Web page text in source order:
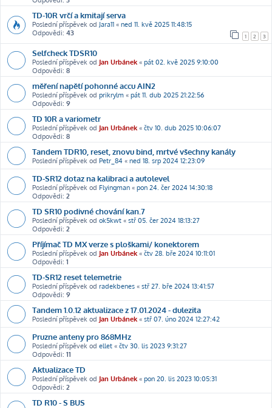
TD-10R vrčí a kmitají serva
Poslední příspěvek od Jara11 « ned 11. kvě 2025 11:48:15
Odpovědi: 43 1 2 3
Selfcheck TDSR10
Poslední příspěvek od Jan Urbánek « pát 02. kvě 2025 9:10:00
Odpovědi: 8
měření napětí pohonné accu AIN2
Poslední příspěvek od prikrylm « pát 11. dub 2025 21:22:56
Odpovědi: 9
TD 10R a variometr
Poslední příspěvek od Jan Urbánek « čtv 10. dub 2025 10:06:07
Odpovědi: 8
Tandem TDR10, reset, znovu bind, mrtvé všechny kanály
Poslední příspěvek od Petr_84 « ned 18. srp 2024 12:23:09
TD-SR12 dotaz na kalibraci a autolevel
Poslední příspěvek od Flyingman « pon 24. čer 2024 14:30:18
Odpovědi: 2
TD SR10 podivné chování kan.7
Poslední příspěvek od ok5kwt « stř 05. čer 2024 18:13:27
Odpovědi: 2
Příjímač TD MX verze s ploškami/ konektorem
Poslední příspěvek od Jan Urbánek « čtv 28. bře 2024 10:11:01
Odpovědi: 1
TD-SR12 reset telemetrie
Poslední příspěvek od radekbenes « stř 27. bře 2024 13:41:57
Odpovědi: 9
Tandem 1.0.12 aktualizace z 17.01.2024 - dulezita
Poslední příspěvek od Jan Urbánek « stř 07. úno 2024 12:27:42
Pruzne anteny pro 868MHz
Poslední příspěvek od ellet « čtv 30. lis 2023 9:31:27
Odpovědi: 11
Aktualizace TD
Poslední příspěvek od Jan Urbánek « pon 20. lis 2023 10:05:31
Odpovědi: 2
TD R10 - S BUS